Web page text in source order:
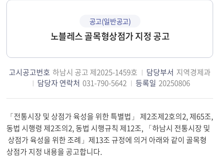
공고(일반공고)
노블레스 골목형상점가 지정 공고
고시공고번호 하남시 공고 제2025-1459호 담당부서 지역경제과
담당자 연락처 031-790-5642 등록일 20250806